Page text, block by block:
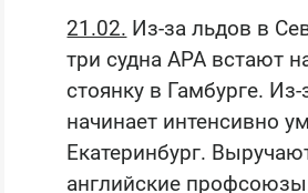
21.02. Из-за льдов в
три судна АРА встают
стоянку в Гамбурге.
начинает интенсивно
Екатеринбург.
английские